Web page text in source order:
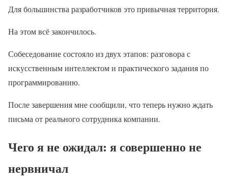
Для большинства разработчиков это привычная территория.
На этом всё закончилось.
Собеседование состояло из двух этапов: разговора с
искусственным интеллектом и практического задания по
программированию.
После завершения мне сообщили, что теперь нужно ждать
письма от реального сотрудника компании.
Чего я не ожидал: я совершенно не
нервничал